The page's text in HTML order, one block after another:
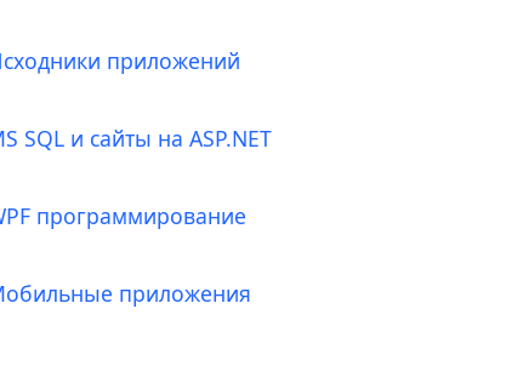
приложений
SQL и сайты на ASP.NET
программирование
приложения